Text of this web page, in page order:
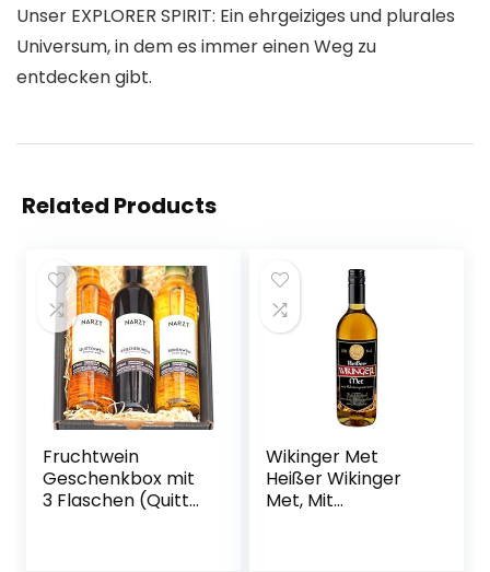
Unser EXPLORER SPIRIT: Ein ehrgeiziges und plurales
Universum, in dem es immer einen Weg zu
entdecken gibt.
Related Products
Fruchtwein
Geschenkbox mit
3 Flaschen (Quitte,
Wikinger Met
Heißer Wikinger
Met, Mit